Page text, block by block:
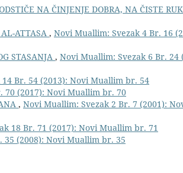
NA ČINJENJE DOBRA, NA ČISTE
ATTASA , Novi Muallim: Svezak 4 Br. 16
STASANJA , Novi Muallim: Svezak 6 Br. 24
Br. 54 (2013): Novi Muallim br. 54
70 (2017): Novi Muallim br. 70
, Novi Muallim: Svezak 2 Br. 7 (2001):
18 Br. 71 (2017): Novi Muallim br. 71
35 (2008): Novi Muallim br. 35